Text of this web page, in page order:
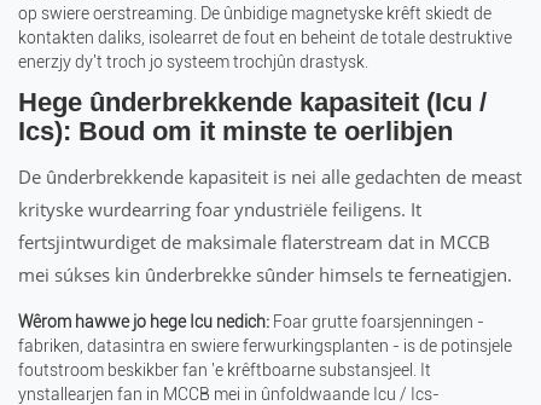
op swiere oerstreaming. De ûnbidige magnetyske krêft skiedt de
kontakten daliks, isolearret de fout en beheint de totale destruktive
enerzjy dy't troch jo systeem trochjûn drastysk.
Hege ûnderbrekkende kapasiteit (Icu /
Ics): Boud om it minste te oerlibjen
De ûnderbrekkende kapasiteit is nei alle gedachten de meast
krityske wurdearring foar yndustriële feiligens. It
fertsjintwurdiget de maksimale flaterstream dat in MCCB
mei súkses kin ûnderbrekke sûnder himsels te ferneatigjen.
Wêrom hawwe jo hege Icu nedich: Foar grutte foarsjenningen -
fabriken, datasintra en swiere ferwurkingsplanten - is de potinsjele
foutstroom beskikber fan 'e krêftboarne substansjeel. It
ynstallearjen fan in MCCB mei in ûnfoldwaande Icu / Ics-